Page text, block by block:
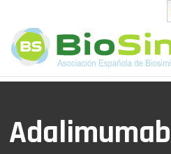
Adalimumab